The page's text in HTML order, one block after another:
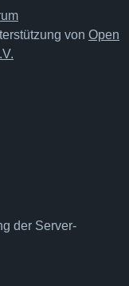
von Open
der Server-